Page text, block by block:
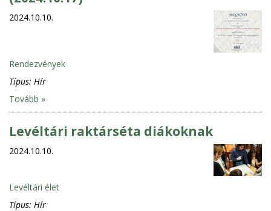
2024.10.10.
Rendezvények
Típus: Hír
Tovább »
Levéltári raktárséta diákoknak
2024.10.10.
Levéltári élet
Típus: Hír